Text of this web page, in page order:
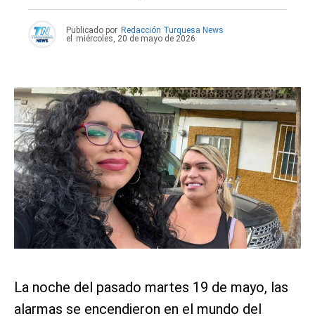
Publicado por Redacción Turquesa News
el
miércoles, 20 de mayo de 2026
La noche del pasado martes 19 de mayo, las
alarmas se encendieron en el mundo del